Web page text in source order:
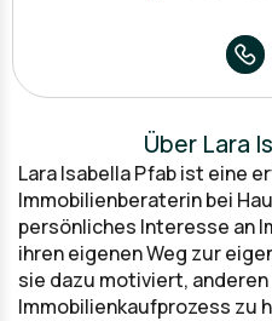
Über Lara
Lara Isabella Pfab ist eine
Immobilienberaterin bei
persönliches Interesse an
ihren eigenen Weg zur
sie dazu motiviert, anderen
Immobilienkaufprozess zu